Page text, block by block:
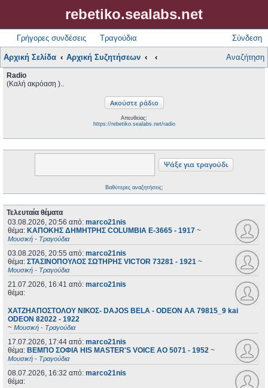
rebetiko.sealabs.net
Γρήγορες συνδέσεις Τραγούδια Σύνδεση
Αρχική Σελίδα Αρχική Συζητήσεων Αναζήτηση
Radio
(Καλή ακρόαση )..
Απευθείας:
https://rebetiko.sealabs.net/radio
Βαθύτερες αναζητήσεις;
Τελευταία θέματα
03.08.2026, 20:56 από: marco21nis
θέμα: ΚΑΠΟΚΗΣ ΔΗΜΗΤΡΗΣ COLUMBIA E-3665 - 1917 ~
Μουσική - Τραγούδια
03.08.2026, 20:55 από: marco21nis
θέμα: ΣΤΑΣΙΝΟΠΟΥΛΟΣ ΣΩΤΗΡΗΣ VICTOR 73281 - 1921 ~
Μουσική - Τραγούδια
21.07.2026, 16:41 από: marco21nis
θέμα:
ΧΑΤΖΗΑΠΟΣΤΟΛΟΥ ΝΙΚΟΣ- DAJOS BELA - ODEON AA 79815_9 kai
ODEON 82022 - 1922
~ Μουσική - Τραγούδια
17.07.2026, 17:44 από: marco21nis
θέμα: ΒΕΜΠΟ ΣΟΦΙΑ HIS MASTER'S VOICE AO 5071 - 1952 ~
Μουσική - Τραγούδια
08.07.2026, 16:32 από: marco21nis
θέμα: